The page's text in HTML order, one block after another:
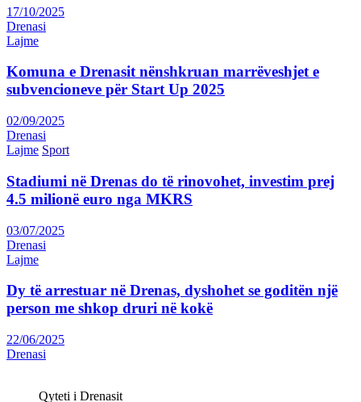
17/10/2025
Drenasi
Lajme
Komuna e Drenasit nënshkruan marrëveshjet e
subvencioneve për Start Up 2025
02/09/2025
Drenasi
Lajme Sport
Stadiumi në Drenas do të rinovohet, investim prej
4.5 milionë euro nga MKRS
03/07/2025
Drenasi
Lajme
Dy të arrestuar në Drenas, dyshohet se goditën një
person me shkop druri në kokë
22/06/2025
Drenasi
Qyteti i Drenasit